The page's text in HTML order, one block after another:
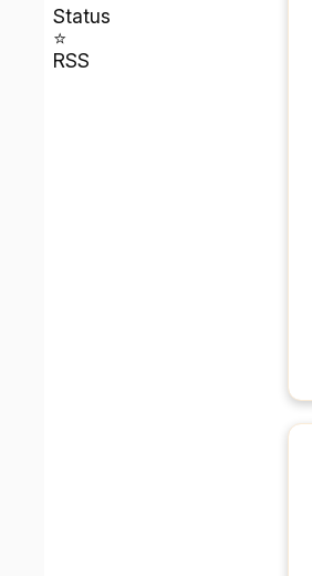
Status
⭐
RSS